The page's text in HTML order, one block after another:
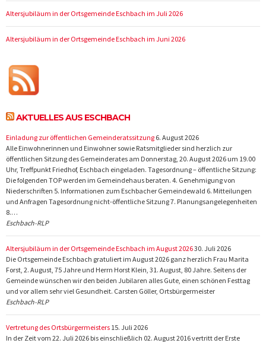
Altersjubiläum in der Ortsgemeinde Eschbach im Juli 2026
Altersjubiläum in der Ortsgemeinde Eschbach im Juni 2026
AKTUELLES AUS ESCHBACH
Einladung zur öffentlichen Gemeinderatssitzung 6. August 2026
Alle Einwohnerinnen und Einwohner sowie Ratsmitglieder sind herzlich zur
öffentlichen Sitzung des Gemeinderates am Donnerstag, 20. August 2026 um 19.00
Uhr, Treffpunkt Friedhof, Eschbach eingeladen. Tagesordnung – öffentliche Sitzung:
Die folgenden TOP werden im Gemeindehaus beraten. 4. Genehmigung von
Niederschriften 5. Informationen zum Eschbacher Gemeindewald 6. Mitteilungen
und Anfragen Tagesordnung nicht-öffentliche Sitzung 7. Planungsangelegenheiten
8.…
Eschbach-RLP
Altersjubiläum in der Ortsgemeinde Eschbach im August 202630. Juli 2026
Die Ortsgemeinde Eschbach gratuliert im August 2026 ganz herzlich Frau Marita
Forst, 2. August, 75 Jahre und Herrn Horst Klein, 31. August, 80 Jahre. Seitens der
Gemeinde wünschen wir den beiden Jubilaren alles Gute, einen schönen Festtag
und vor allem sehr viel Gesundheit. Carsten Göller, Ortsbürgermeister
Eschbach-RLP
Vertretung des Ortsbürgermeisters 15. Juli 2026
In der Zeit vom 22. Juli 2026 bis einschließlich 02. August 2016 vertritt der Erste